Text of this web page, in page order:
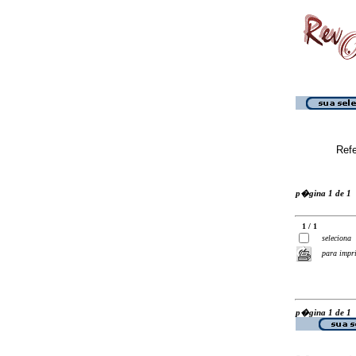
p�gina 1 de 1
1 / 1
seleciona
para
p�gina 1 de 1